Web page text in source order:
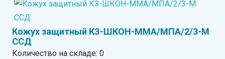
Кожух защитный КЗ-ШКОН-ММА/МПА/2/3-М
ССД
Количество на складе:0